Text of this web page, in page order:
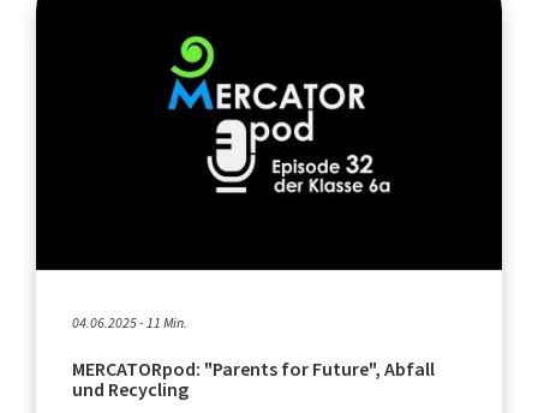
04.06.2025 - 11 Min.
MERCATORpod: "Parents for Future", Abfall
und Recycling